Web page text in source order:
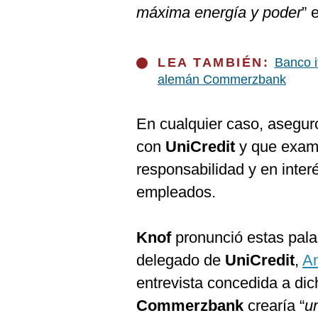
máxima energía y poder”
LEA TAMBIÉN: Banco
alemán Commerzbank
En cualquier caso,
con UniCredit y que
responsabilidad y en
empleados.
Knof pronunció estas
delegado de UniCredit,
entrevista concedida a
Commerzbank crearía “